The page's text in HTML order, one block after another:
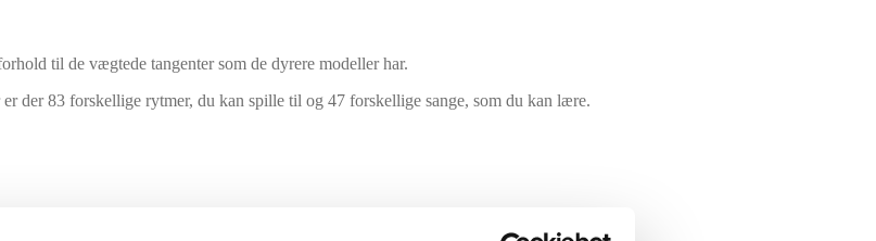
til de vægtede tangenter som de dyrere modeller har.
der 83 forskellige rytmer, du kan spille til og 47 forskellige sange, som du kan lære.